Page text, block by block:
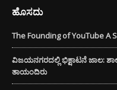
ಹೊಸದು
The Founding of YouTube A
ವಿಜಯನಗರದಲ್ಲಿ ಭಿಕ್ಷಾಟನೆ ಜಾಲ:
ತಾಯಂದಿರು